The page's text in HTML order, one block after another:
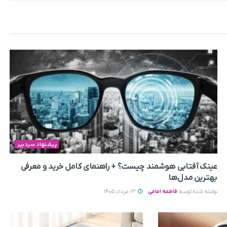
پیشنهاد سردبیر
عینک آفتابی هوشمند چیست؟ + راهنمای کامل خرید و معرفی
بهترین مدل‌ها
نوشته شده توسط فاطمه امامی